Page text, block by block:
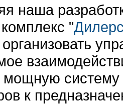
наша
"
систему
к